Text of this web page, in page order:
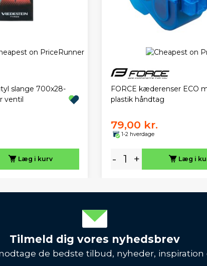
slange 700x28-
ventil
Læg i kurv
FORCE kæderenser ECO
plastik håndtag
79,00 kr.
1-2 hverdage
- + Læg i
Tilmeld dig vores nyhedsbrev
de bedste tilbud, nyheder, inspiration